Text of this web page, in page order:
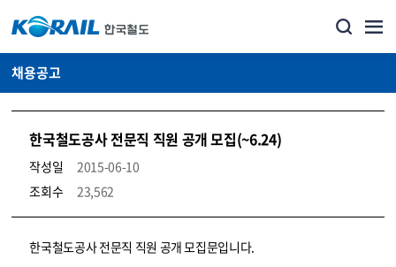
채용공고
한국철도공사 전문직 직원 공개 모집(~6.24)
작성일
2015-06-10
조회수
23,562
코레일소개_경영공시_채용공고 상세보기 – 내용, 파일, 담당자 연락처로 구성
한국철도공사 전문직 직원 공개 모집문입니다.